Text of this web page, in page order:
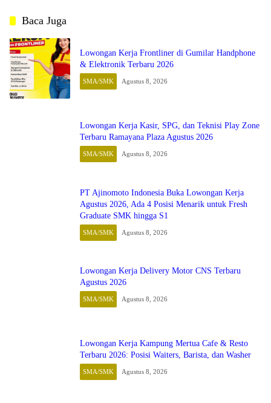
Baca Juga
Lowongan Kerja Frontliner di Gumilar Handphone
& Elektronik Terbaru 2026
SMA/SMK Agustus 8, 2026
Lowongan Kerja Kasir, SPG, dan Teknisi Play Zone
Terbaru Ramayana Plaza Agustus 2026
SMA/SMK Agustus 8, 2026
PT Ajinomoto Indonesia Buka Lowongan Kerja
Agustus 2026, Ada 4 Posisi Menarik untuk Fresh
Graduate SMK hingga S1
SMA/SMK Agustus 8, 2026
Lowongan Kerja Delivery Motor CNS Terbaru
Agustus 2026
SMA/SMK Agustus 8, 2026
Lowongan Kerja Kampung Mertua Cafe & Resto
Terbaru 2026: Posisi Waiters, Barista, dan Washer
SMA/SMK Agustus 8, 2026